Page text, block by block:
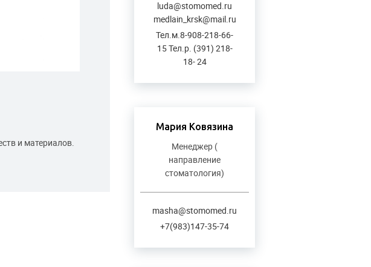
luda@stomomed.ru
medlain_krsk@mail.ru
Тел.м.8-908-218-66-
15 Тел.р. (391) 218-
18- 24
Мария Ковязина
Менеджер (
направление
стоматология)
masha@stomomed.ru
+7(983)147-35-74
и материалов.